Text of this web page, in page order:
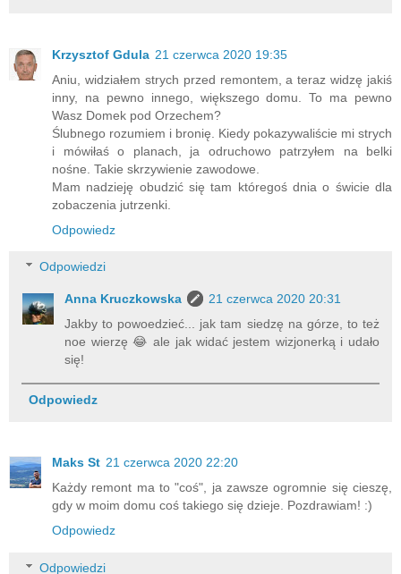
Krzysztof Gdula 21 czerwca 2020 19:35
Aniu, widziałem strych przed remontem, a teraz widzę jakiś
inny, na pewno innego, większego domu. To ma pewno
Wasz Domek pod Orzechem?
Ślubnego rozumiem i bronię. Kiedy pokazywaliście mi strych
i mówiłaś o planach, ja odruchowo patrzyłem na belki
nośne. Takie skrzywienie zawodowe.
Mam nadzieję obudzić się tam któregoś dnia o świcie dla
zobaczenia jutrzenki.
Odpowiedz
Odpowiedzi
Anna Kruczkowska
21 czerwca 2020 20:31
Jakby to powoedzieć... jak tam siedzę na górze, to też
noe wierzę 😂 ale jak widać jestem wizjonerką i udało
się!
Odpowiedz
Maks St 21 czerwca 2020 22:20
Każdy remont ma to "coś", ja zawsze ogromnie się cieszę,
gdy w moim domu coś takiego się dzieje. Pozdrawiam! :)
Odpowiedz
Odpowiedzi